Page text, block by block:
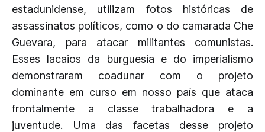
estadunidense, utilizam fotos históricas de
assassinatos políticos, como o do camarada Che
Guevara, para atacar militantes comunistas.
Esses lacaios da burguesia e do imperialismo
demonstraram coadunar com o projeto
dominante em curso em nosso país que ataca
frontalmente a classe trabalhadora e a
juventude. Uma das facetas desse projeto